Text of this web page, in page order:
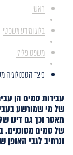
ראשי
בלוג ומידע משפטי
משפט פלילי
כיצד
עבירות סמים הן
מאסר וכך גם דינו
של סמים מסוכנים.
ונרחיב לגבי